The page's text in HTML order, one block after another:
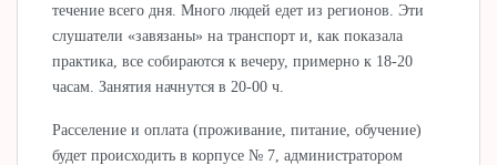
течение всего дня. Много людей едет из регионов. Эти
слушатели «завязаны» на транспорт и, как показала
практика, все собираются к вечеру, примерно к 18-20
часам. Занятия начнутся в 20-00 ч.
Расселение и оплата (проживание, питание, обучение)
будет происходить в корпусе № 7, администратором